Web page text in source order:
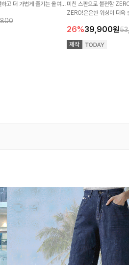
고 더 가볍게 즐기는 올여름 미친 스판으로 불편함
ZERO!은은한 워싱이 더욱
26%39,900원